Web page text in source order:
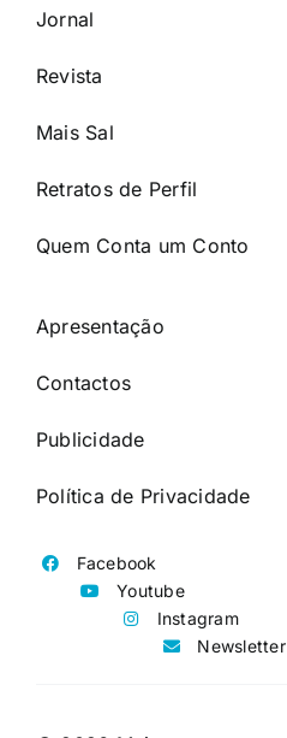
Jornal
Revista
Mais Sal
Retratos de Perfil
Quem Conta um Conto
Apresentação
Contactos
Publicidade
Política de Privacidade
Facebook
Youtube
Instagram
Newsletter